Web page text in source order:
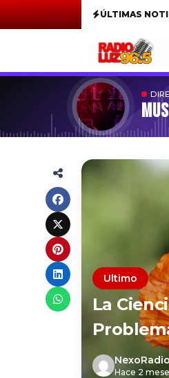
ÚLTIMAS
Ultimo
La
NexoRadio
Hace 2